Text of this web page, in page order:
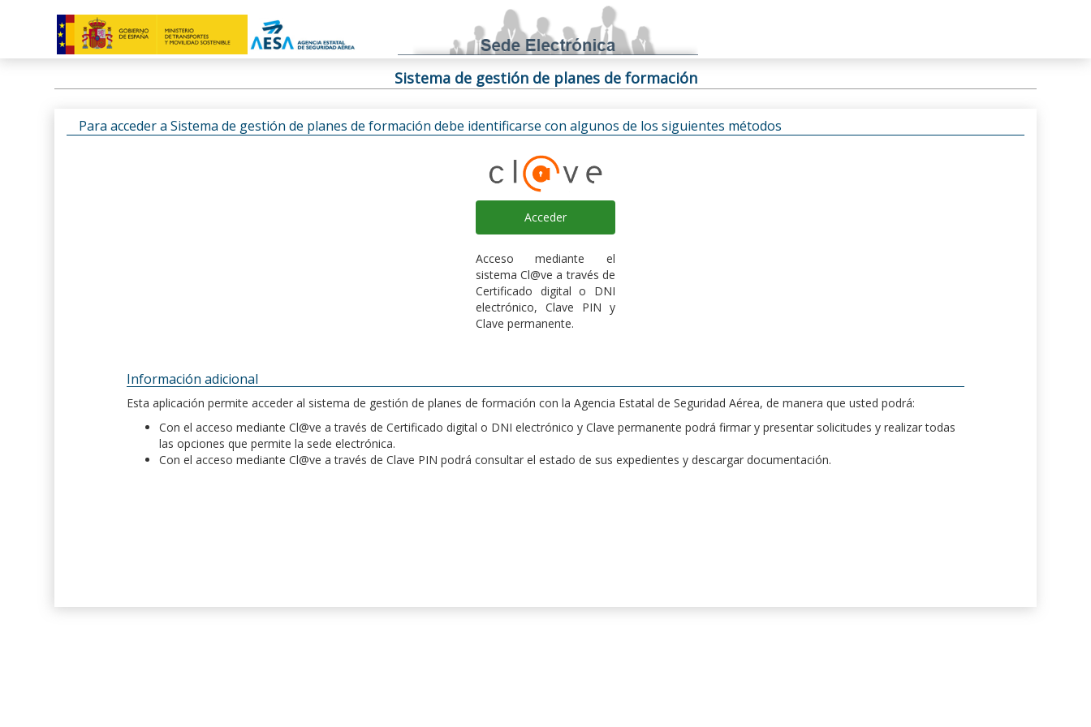
Sistema de gestión de planes de formación
Para acceder a Sistema de gestión de planes de formación debe identificarse con algunos de los siguientes métodos
Acceder
Acceso mediante el
sistema Cl@ve a través de
Certificado digital o DNI
electrónico, Clave PIN y
Clave permanente.
Información adicional
Esta aplicación permite acceder al sistema de gestión de planes de formación con la Agencia Estatal de Seguridad Aérea, de manera que usted podrá:
Con el acceso mediante Cl@ve a través de Certificado digital o DNI electrónico y Clave permanente podrá firmar y presentar solicitudes y realizar todas
las opciones que permite la sede electrónica.
Con el acceso mediante Cl@ve a través de Clave PIN podrá consultar el estado de sus expedientes y descargar documentación.